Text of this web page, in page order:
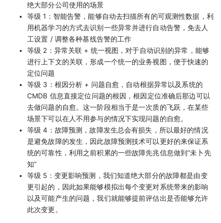
绝大部分公司使用的场景
等级 1：智能告警，能够自动去扫描所有的可观测性数据，利
用机器学习的方式去识别一些异常并进行自动告警，免去人
工设置 / 调整各种基线告警的工作
等级 2：异常关联 + 统一视图，对于自动识别的异常，能够
进行上下文的关联，形成一个统一的业务视图，便于快速的
定位问题
等级 3：根因分析 + 问题自愈，自动根据异常以及系统的
CMDB 信息直接定位问题的根因，根因定位准确后那边可以
去做问题的自愈。这一阶段相当于是一次质的飞跃，在某些
场景下可以在人不用参与的情况下实现问题的自愈。
等级 4：故障预测，故障发生总会有损失，所以最好的情况
是避免故障的发生，因此故障预测技术可以更好的来保证系
统的可靠性，利用之前积累的一些故障先兆信息做到“未卜先
知”
等级 5：变更影响预测，我们知道绝大部分的故障都是由变
更引起的，因此如果能够模拟出每个变更对系统带来的影响
以及可能产生的问题，我们就能够提前评估出是否能够允许
此次变更。